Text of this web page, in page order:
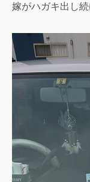
嫁がハガキ出し